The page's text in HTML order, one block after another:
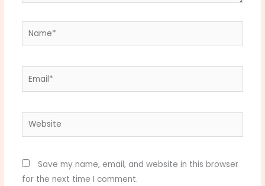
Name*
Email*
Website
Save my name, email, and website in this browser
for the next time I comment.